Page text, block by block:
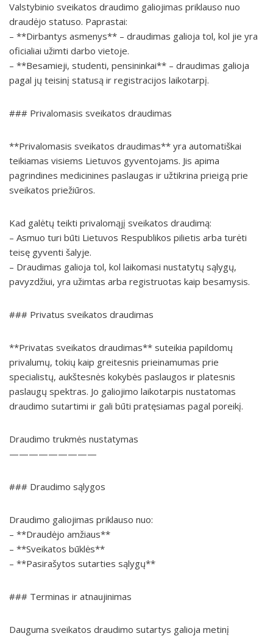
Valstybinio sveikatos draudimo galiojimas priklauso nuo
draudėjo statuso. Paprastai:
– **Dirbantys asmenys** – draudimas galioja tol, kol jie yra
oficialiai užimti darbo vietoje.
– **Besamieji, studenti, pensininkai** – draudimas galioja
pagal jų teisinį statusą ir registracijos laikotarpį.
### Privalomasis sveikatos draudimas
**Privalomasis sveikatos draudimas** yra automatiškai
teikiamas visiems Lietuvos gyventojams. Jis apima
pagrindines medicinines paslaugas ir užtikrina prieigą prie
sveikatos priežiūros.
Kad galėtų teikti privalomąjį sveikatos draudimą:
– Asmuo turi būti Lietuvos Respublikos pilietis arba turėti
teisę gyventi šalyje.
– Draudimas galioja tol, kol laikomasi nustatytų sąlygų,
pavyzdžiui, yra užimtas arba registruotas kaip besamysis.
### Privatus sveikatos draudimas
**Privatas sveikatos draudimas** suteikia papildomų
privalumų, tokių kaip greitesnis prieinamumas prie
specialistų, aukštesnės kokybės paslaugos ir platesnis
paslaugų spektras. Jo galiojimo laikotarpis nustatomas
draudimo sutartimi ir gali būti pratęsiamas pagal poreikį.
Draudimo trukmės nustatymas
—————————
### Draudimo sąlygos
Draudimo galiojimas priklauso nuo:
– **Draudėjo amžiaus**
– **Sveikatos būklės**
– **Pasirašytos sutarties sąlygų**
### Terminas ir atnaujinimas
Dauguma sveikatos draudimo sutartys galioja metinį